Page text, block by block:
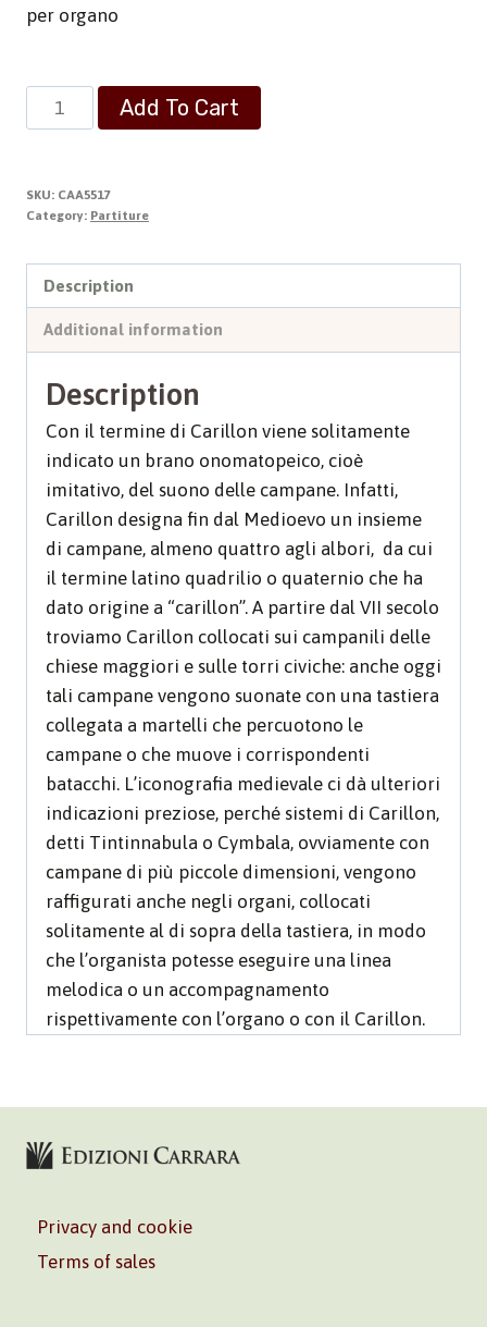
per organo
L'arte
del
-
Vol.1
Add To Cart
SKU: CAA5517
Category: Partiture
Description
Additional information
Description
Con il termine di Carillon viene solitamente
indicato un brano onomatopeico, cioè
imitativo, del suono delle campane. Infatti,
Carillon designa fin dal Medioevo un insieme
di campane, almeno quattro agli albori, da cui
il termine latino quadrilio o quaternio che ha
dato origine a “carillon”. A partire dal VII secolo
troviamo Carillon collocati sui campanili delle
chiese maggiori e sulle torri civiche: anche oggi
tali campane vengono suonate con una tastiera
collegata a martelli che percuotono le
campane o che muove i corrispondenti
batacchi. L’iconografia medievale ci dà ulteriori
indicazioni preziose, perché sistemi di Carillon,
detti Tintinnabula o Cymbala, ovviamente con
campane di più piccole dimensioni, vengono
raffigurati anche negli organi, collocati
solitamente al di sopra della tastiera, in modo
che l’organista potesse eseguire una linea
melodica o un accompagnamento
rispettivamente con l’organo o con il Carillon.
Privacy and cookie
Terms of sales